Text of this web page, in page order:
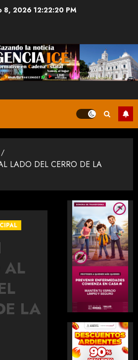
8, 202612:22:21 PM
LADO DEL CERRO DE LA
AL
LA